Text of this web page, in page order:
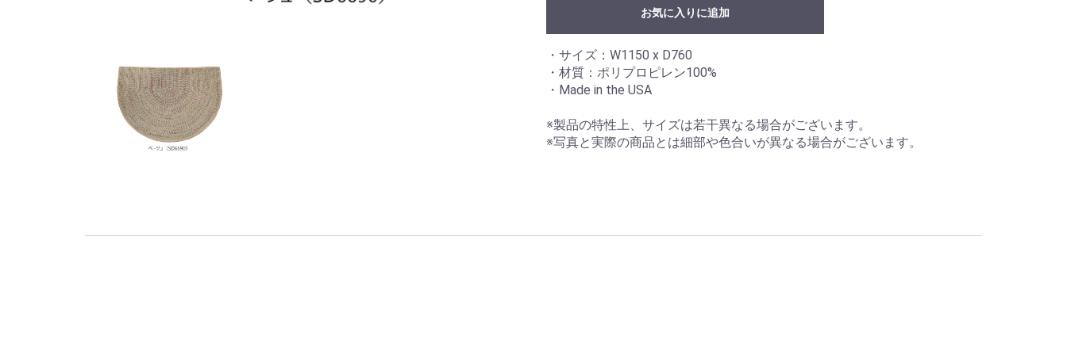
お気に入りに追加
・サイズ：W1150 x D760
・材質：ポリプロピレン100%
・Made in the USA
※製品の特性上、サイズは若干異なる場合がございます。
※写真と実際の商品とは細部や色合いが異なる場合がございます。